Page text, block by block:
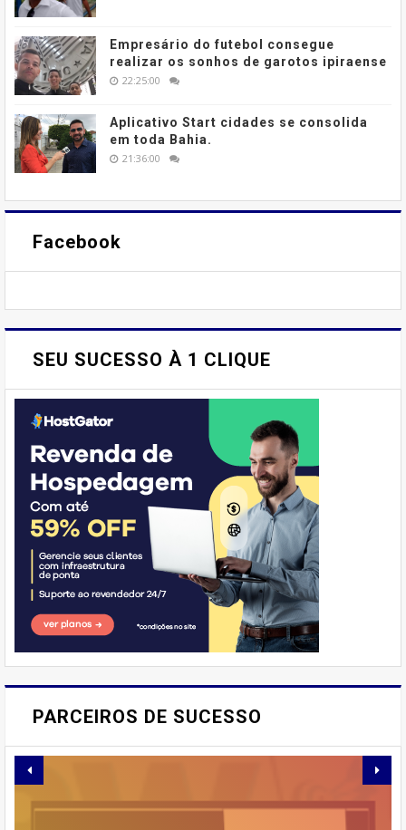
Empresário do futebol consegue
realizar os sonhos de garotos ipiraense
22:25:00
Aplicativo Start cidades se consolida
em toda Bahia.
21:36:00
Facebook
SEU SUCESSO À 1 CLIQUE
PARCEIROS DE SUCESSO
E AÍ, PESSOAL! VOCÊ JÁ
IMAGINOU PODER SABOREAR
REFEIÇÕES DELICIOSAS E
SAUDÁVEIS ​​SEM PERDER
TEMPO NA COZINHA? POIS É,